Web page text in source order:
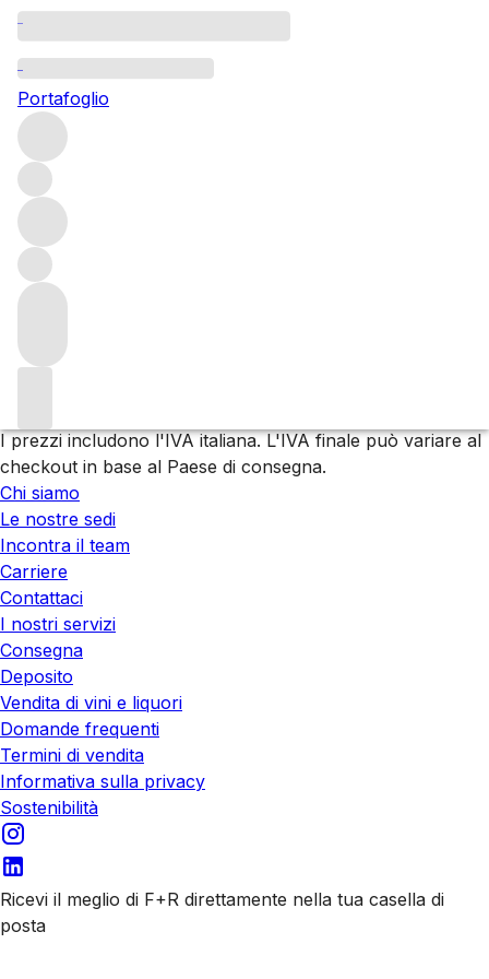
Portafoglio
La Ca'Nova
Filtro
Attendere prego
Stiamo preparando i tuoi contenuti...
I prezzi includono l'IVA italiana. L'IVA finale può variare al
checkout in base al Paese di consegna.
Chi siamo
Le nostre sedi
Incontra il team
Carriere
Contattaci
I nostri servizi
Consegna
Deposito
Vendita di vini e liquori
Domande frequenti
Termini di vendita
Informativa sulla privacy
Sostenibilità
Ricevi il meglio di F+R direttamente nella tua casella di
posta